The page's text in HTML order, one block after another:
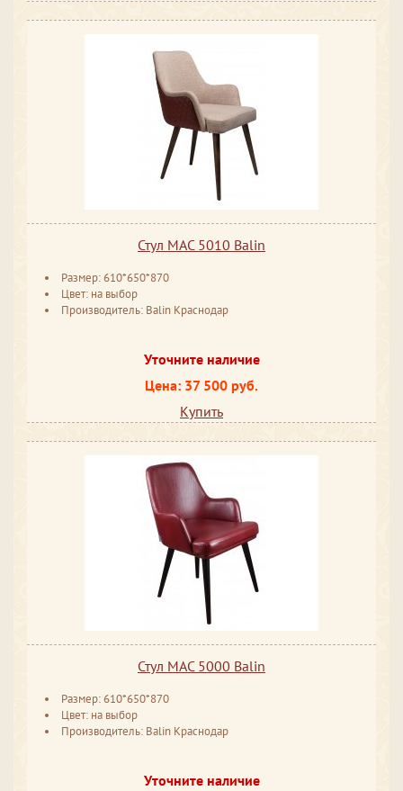
Стул MAC 5010 Balin
Размер: 610*650*870
Цвет: на выбор
Производитель: Balin Краснодар
Уточните наличие
Цена: 37 500 руб.
Купить
Стул MAC 5000 Balin
Размер: 610*650*870
Цвет: на выбор
Производитель: Balin Краснодар
Уточните наличие